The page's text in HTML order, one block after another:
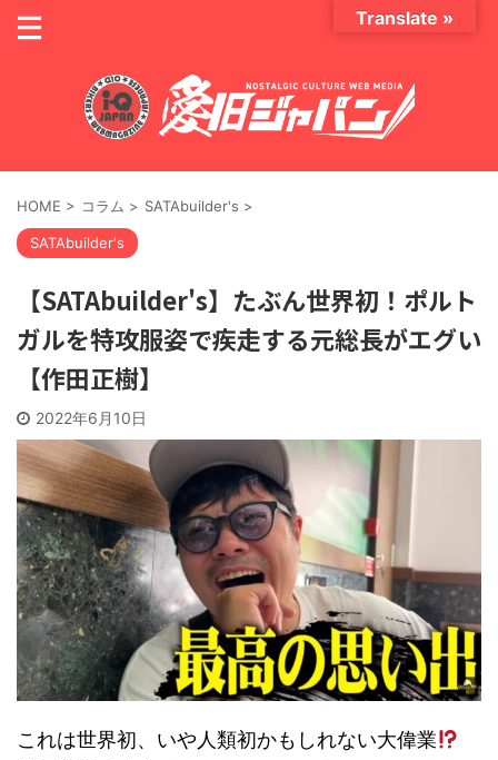
HOME > コラム > SATAbuilder's >
SATAbuilder's
【SATAbuilder's】たぶん世界初！ポルト
ガルを特攻服姿で疾走する元総長がエグい
【作田正樹】
2022年6月10日
これは世界初、いや人類初かもしれない大偉業
Translate »